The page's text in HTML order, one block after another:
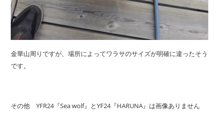
金華山周りですが、場所によってワラサのサイズが明確に違ったそう
です。
その他 YFR24『Sea wolf』とYF24『HARUNA』は画像ありません